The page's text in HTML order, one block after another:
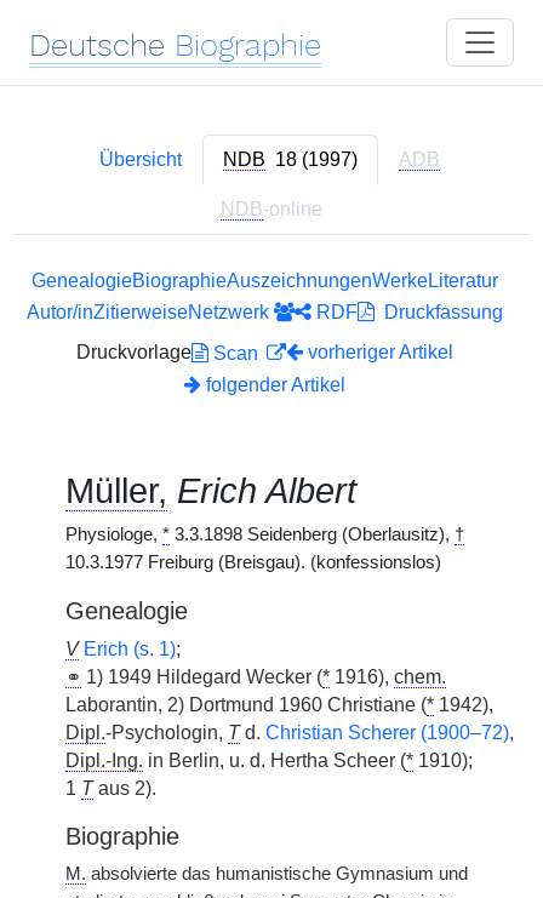
Deutsche Biographie
Übersicht NDB 18 (1997) ADB
NDB-online
GenealogieBiographieAuszeichnungenWerkeLiteratur
Autor/inZitierweiseNetzwerk RDF
Druckfassung
Druckvorlage
Scan
vorheriger Artikel
folgender Artikel
Müller, Erich Albert
Physiologe, * 3.3.1898 Seidenberg (Oberlausitz), †
10.3.1977 Freiburg (Breisgau). (konfessionslos)
Genealogie
V Erich (s. 1);
⚭ 1) 1949 Hildegard Wecker (* 1916), chem.
Laborantin, 2) Dortmund 1960 Christiane (* 1942),
Dipl.-Psychologin, Td. Christian Scherer (1900–72),
Dipl.-Ing. in Berlin, u. d. Hertha Scheer (* 1910);
1 Taus 2).
Biographie
M. absolvierte das humanistische Gymnasium und